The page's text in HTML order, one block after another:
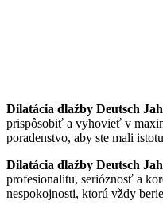
Dilatácia dlažby Deutsch
prispôsobiť a vyhovieť v
poradenstvo, aby ste mali
Dilatácia dlažby Deutsch
profesionalitu, serióznosť a
nespokojnosti, ktorú vždy